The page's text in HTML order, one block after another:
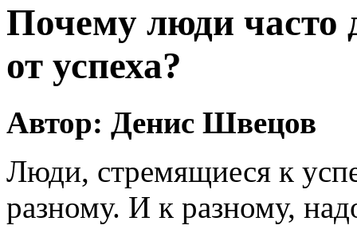
Почему люди часто
от успеха?
Автор: Денис Швецов
Люди, стремящиеся к
разному. И к разному,